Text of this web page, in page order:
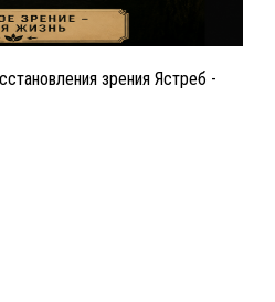
зрения Ястреб -